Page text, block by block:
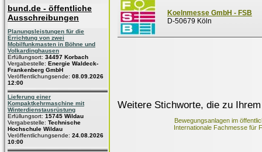
bund.de - öffentliche
Ausschreibungen
Planungsleistungen für die
Errichtung von zwei
Mobilfunkmasten in Böhne und
Volkardinghausen
Erfüllungsort: 34497 Korbach
Vergabestelle: Energie Waldeck-
Frankenberg GmbH
Veröffentlichungsende: 08.09.2026
12:00
Lieferung einer
Kompaktkehrmaschine mit
Winterdienstausrüstung
Erfüllungsort: 15745 Wildau
Vergabestelle: Technische
Hochschule Wildau
Veröffentlichungsende: 24.08.2026
10:00
Koelnmesse GmbH - FSB
D-50679 Köln
Weitere Stichworte, die zu
Bewegungsanlagen im
Internationale Fachmesse für